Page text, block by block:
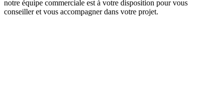
notre équipe commerciale est à votre disposition pour vous
conseiller et vous accompagner dans votre projet.